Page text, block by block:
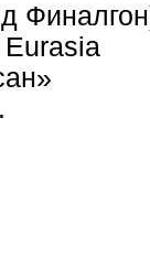
Eurasia